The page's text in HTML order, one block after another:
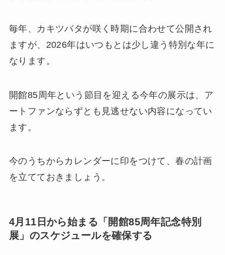
毎年、カキツバタが咲く時期に合わせて公開され
ますが、2026年はいつもとは少し違う特別な年に
なります。
開館85周年という節目を迎える今年の展示は、ア
ートファンならずとも見逃せない内容になってい
ます。
今のうちからカレンダーに印をつけて、春の計画
を立てておきましょう。
4月11日から始まる「開館85周年記念特別
展」のスケジュールを確保する